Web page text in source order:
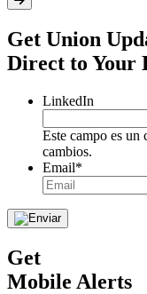
Get Union
Direct to Your
LinkedIn
Este campo es un
cambios.
Email*
Get
Mobile Alerts